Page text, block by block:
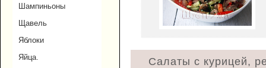
Шампиньоны
Щавель
Яблоки
Яйца.
Салаты с курицей,